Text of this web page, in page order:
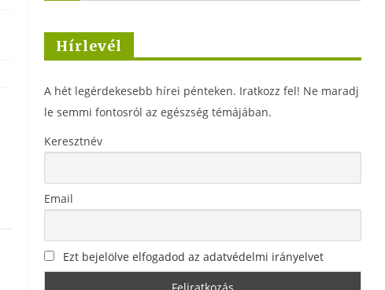
Hírlevél
A hét legérdekesebb hírei pénteken. Iratkozz fel! Ne maradj
le semmi fontosról az egészség témájában.
Keresztnév
Email
Ezt bejelölve elfogadod az adatvédelmi irányelvet